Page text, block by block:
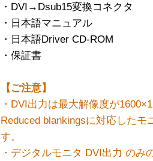
・DVI→Dsub15変換コネクタ
・日本語マニュアル
・日本語Driver CD-ROM
・保証書
【ご注意】
・DVI出力は最大解像度が
Reduced blankingsに対応したモ
す。
・デジタルモニタ DVI出力 の